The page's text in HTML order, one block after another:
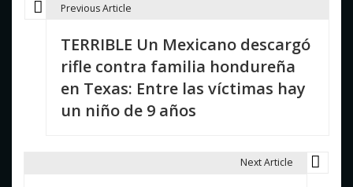
N
Previous Article
TERRIBLE Un Mexicano descargó
rifle contra familia hondureña
en Texas: Entre las víctimas hay
un niño de 9 años
Next Article